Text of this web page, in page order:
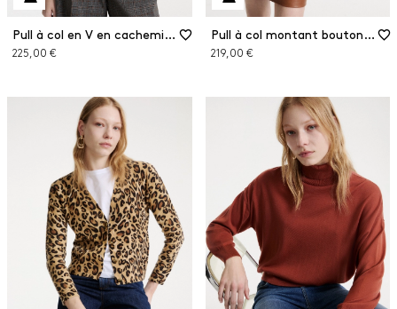
Pull à col en V en cachemire et laine
225,00 €
Pull à col montant boutonné en laine
219,00 €